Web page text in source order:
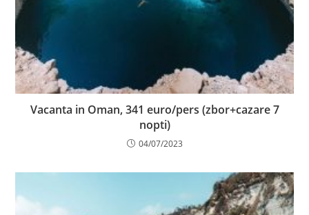
Vacanta in Oman, 341 euro/pers (zbor+cazare 7
nopti)
04/07/2023